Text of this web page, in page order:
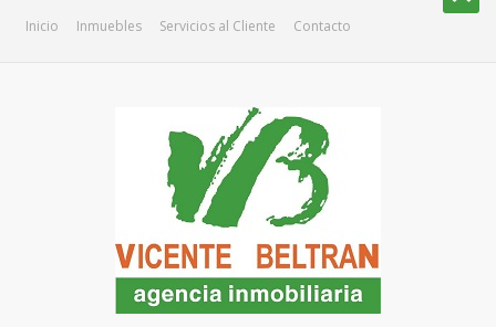
Inicio Inmuebles Servicios al Cliente Contacto